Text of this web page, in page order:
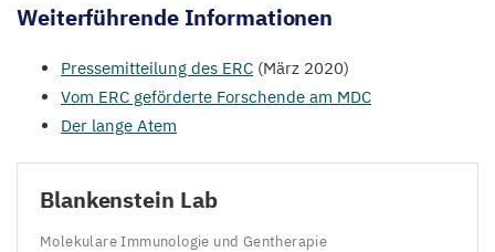
Weiterführende Informationen
Pressemitteilung des ERC (März 2020)
Vom ERC geförderte Forschende am MDC
Der lange Atem
Blankenstein Lab
Molekulare Immunologie und Gentherapie